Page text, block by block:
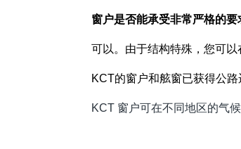
窗户是否能承受非常严格的要
可以。由于结构特殊，您可
KCT的窗户和舷窗已获得公
KCT 窗户可在不同地区的气